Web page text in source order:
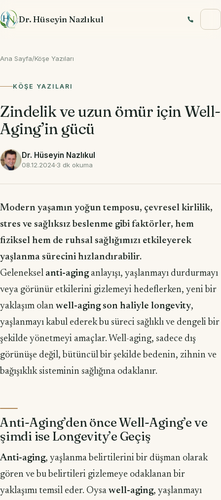
Dr. Hüseyin Nazlıkul
Ana Sayfa/Köşe Yazıları
KÖŞE YAZILARI
Zindelik ve uzun ömür için Well-
Aging’in gücü
Dr. Hüseyin Nazlıkul
08.12.2024 3 dk okuma
Modern yaşamın yoğun temposu, çevresel kirlilik,
stres ve sağlıksız beslenme gibi faktörler, hem
fiziksel hem de ruhsal sağlığımızı etkileyerek
yaşlanma sürecini hızlandırabilir.
Geleneksel anti-aginganlayışı, yaşlanmayı durdurmayı
veya görünür etkilerini gizlemeyi hedeflerken, yeni bir
yaklaşım olan well-aging son haliyle longevity,
yaşlanmayı kabul ederek bu süreci sağlıklı ve dengeli bir
şekilde yönetmeyi amaçlar. Well-aging, sadece dış
görünüşe değil, bütüncül bir şekilde bedenin, zihnin ve
bağışıklık sisteminin sağlığına odaklanır.
Anti-Aging’den önce Well-Aging’e ve
şimdi ise Longevity’e Geçiş
Anti-aging, yaşlanma belirtilerini bir düşman olarak
gören ve bu belirtileri gizlemeye odaklanan bir
yaklaşımı temsil eder. Oysa well-aging, yaşlanmayı